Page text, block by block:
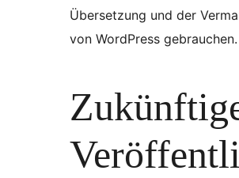
Übersetzung und der
von WordPress gebrauchen.